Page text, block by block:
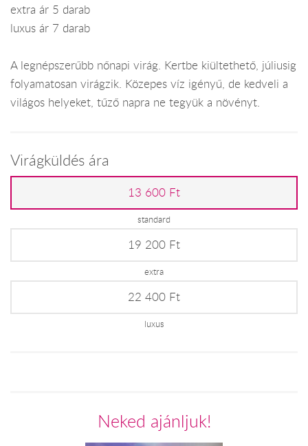
extra ár 5 darab
luxus ár 7 darab
A legnépszerűbb nőnapi virág. Kertbe kiültethető, júliusig
folyamatosan virágzik. Közepes víz igényű, de kedveli a
világos helyeket, tűző napra ne tegyük a növényt.
Virágküldés ára
13 600 Ft
standard
19 200 Ft
extra
22 400 Ft
luxus
Neked ajánljuk!